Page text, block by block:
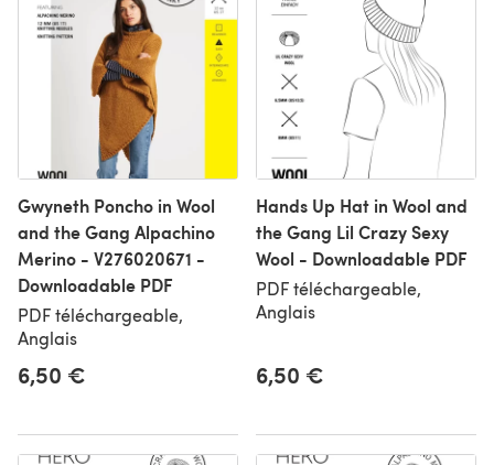
Gwyneth Poncho in Wool
and the Gang Alpachino
Merino - V276020671 -
Downloadable PDF
PDF téléchargeable,
Anglais
6,50 €
Hands Up Hat in Wool and
the Gang Lil Crazy Sexy
Wool - Downloadable PDF
PDF téléchargeable,
Anglais
6,50 €